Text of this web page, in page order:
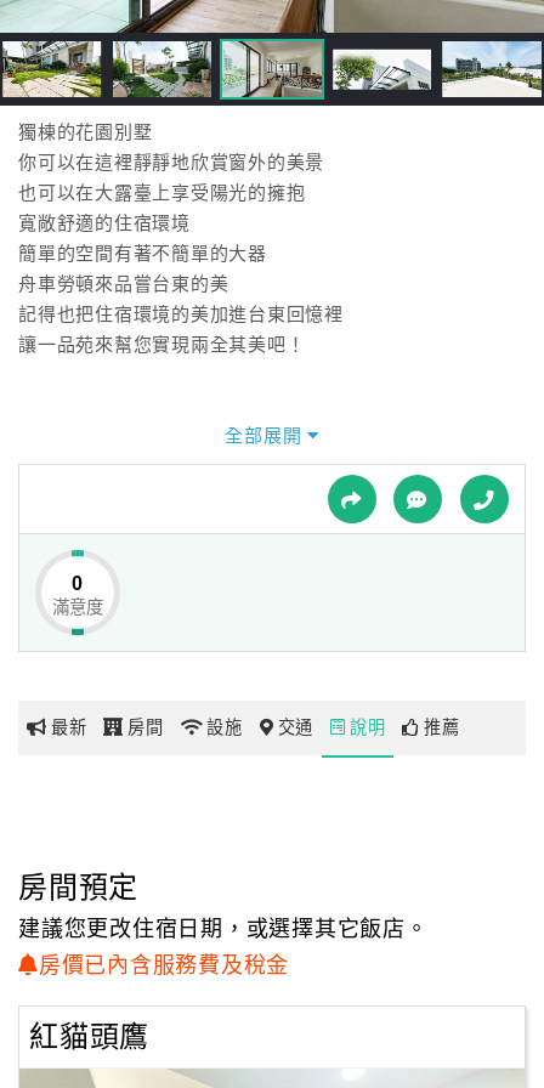
跟
飯
店
訂
房
HOT
特
色
民
宿
球
網
玩
地
圖
顧
務
獨棟的花園別墅
你可以在這裡靜靜地欣賞窗外的美景
也可以在大露臺上享受陽光的擁抱
寬敞舒適的住宿環境
簡單的空間有著不簡單的大器
舟車勞頓來品嘗台東的美
記得也把住宿環境的美加進台東回憶裡
讓一品苑來幫您實現兩全其美吧！
全部展開
0
滿意度
最新 房間 設施 交通 說明 推薦
房間預定
建議您更改住宿日期，或選擇其它飯店。
房價已內含服務費及稅金
紅貓頭鷹